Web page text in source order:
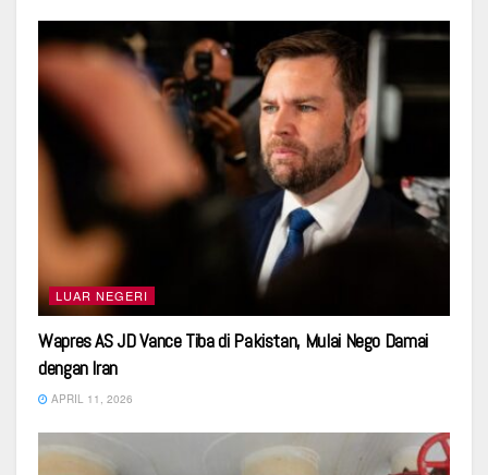
LUAR NEGERI
Wapres AS JD Vance Tiba di Pakistan, Mulai Nego Damai
dengan Iran
APRIL 11, 2026